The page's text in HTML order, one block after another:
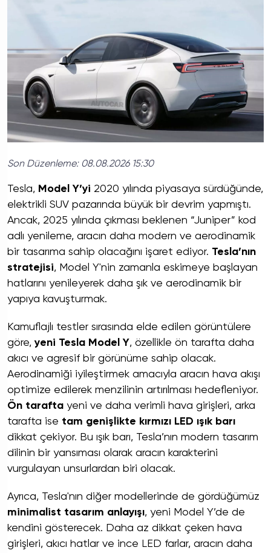
Son Düzenleme: 08.08.2026 15:30
Tesla, Model Y’yi 2020 yılında piyasaya sürdüğünde,
elektrikli SUV pazarında büyük bir devrim yapmıştı.
Ancak, 2025 yılında çıkması beklenen “Juniper” kod
adlı yenileme, aracın daha modern ve aerodinamik
bir tasarıma sahip olacağını işaret ediyor. Tesla’nın
stratejisi, Model Y'nin zamanla eskimeye başlayan
hatlarını yenileyerek daha şık ve aerodinamik bir
yapıya kavuşturmak.
Kamuflajlı testler sırasında elde edilen görüntülere
göre,yeni Tesla Model Y, özellikle ön tarafta daha
akıcı ve agresif bir görünüme sahip olacak.
Aerodinamiği iyileştirmek amacıyla aracın hava akışı
optimize edilerek menzilinin artırılması hedefleniyor.
Ön tarafta yeni ve daha verimli hava girişleri, arka
tarafta ise tam genişlikte kırmızı LED ışık barı
dikkat çekiyor. Bu ışık barı, Tesla’nın modern tasarım
dilinin bir yansıması olarak aracın karakterini
vurgulayan unsurlardan biri olacak.
Ayrıca, Tesla'nın diğer modellerinde de gördüğümüz
minimalist tasarım anlayışı, yeni Model Y’de de
kendini gösterecek. Daha az dikkat çeken hava
girişleri, akıcı hatlar ve ince LED farlar, aracın daha